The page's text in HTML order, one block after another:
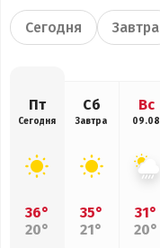
Сегодня Завтра
Пт
Сегодня
36°
20°
Сб
Завтра
35°
21°
Вс
09.08
31°
20°